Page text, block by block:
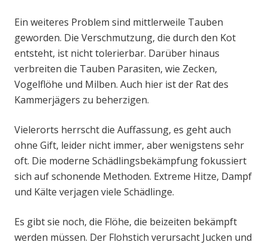
Ein weiteres Problem sind mittlerweile Tauben
geworden. Die Verschmutzung, die durch den Kot
entsteht, ist nicht tolerierbar. Darüber hinaus
verbreiten die Tauben Parasiten, wie Zecken,
Vogelflöhe und Milben. Auch hier ist der Rat des
Kammerjägers zu beherzigen.
Vielerorts herrscht die Auffassung, es geht auch
ohne Gift, leider nicht immer, aber wenigstens sehr
oft. Die moderne Schädlingsbekämpfung fokussiert
sich auf schonende Methoden. Extreme Hitze, Dampf
und Kälte verjagen viele Schädlinge.
Es gibt sie noch, die Flöhe, die beizeiten bekämpft
werden müssen. Der Flohstich verursacht Jucken und